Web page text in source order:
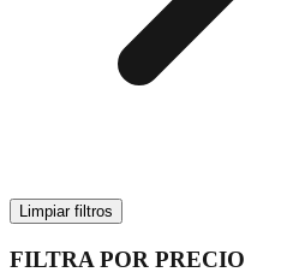
Limpiar filtros
FILTRA POR PRECIO